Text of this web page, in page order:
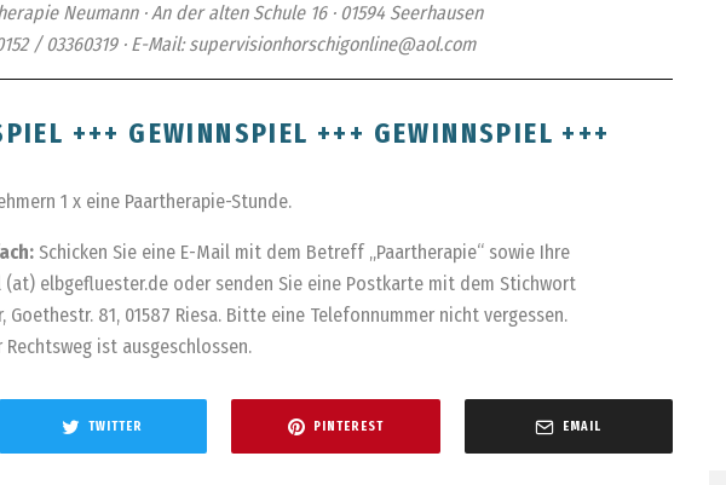
Neumann · An der alten Schule 16 · 01594 Seerhausen
/ 03360319 · E-Mail: supervisionhorschigonline@aol.com
+++ GEWINNSPIEL +++ GEWINNSPIEL +++
1 x eine Paartherapie-Stunde.
Schicken Sie eine E-Mail mit dem Betreff „Paartherapie“ sowie Ihre
elbgefluester.de oder senden Sie eine Postkarte mit dem Stichwort
Goethestr. 81, 01587 Riesa. Bitte eine Telefonnummer nicht vergessen.
Rechtsweg ist ausgeschlossen.
TWITTER PINTEREST EMAIL